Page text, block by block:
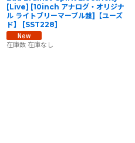
[Live] [10inch アナログ・オリジナ
ル ライトブリーマーブル盤]【ユーズ
ド】
[SST228]
在庫数 在庫なし